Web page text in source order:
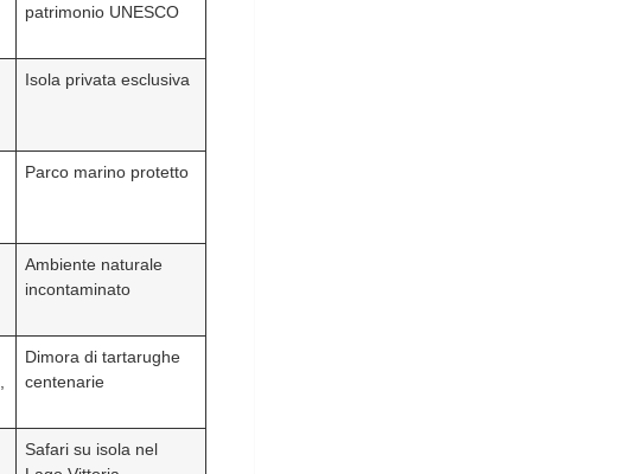
patrimonio UNESCO
Isola privata esclusiva
Parco marino protetto
Ambiente naturale
incontaminato
Dimora di tartarughe
centenarie
Safari su isola nel